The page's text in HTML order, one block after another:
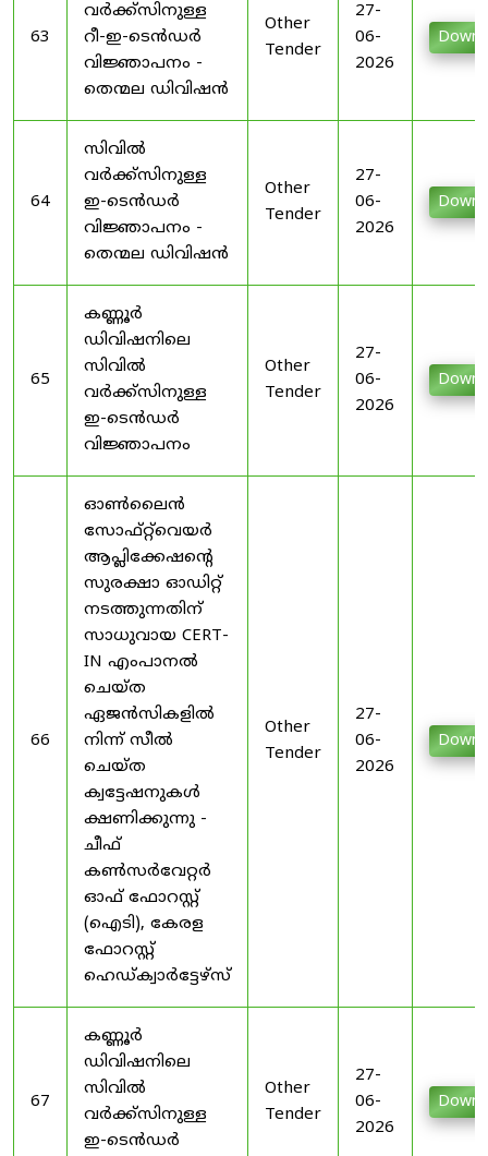
63
വർക്ക്സിനുള്ള
റീ-ഇ-ടെൻഡർ
വിജ്ഞാപനം -
തെന്മല ഡിവിഷൻ
Other
Tender
27-
06-
2026
64
സിവിൽ
വർക്ക്സിനുള്ള
ഇ-ടെൻഡർ
വിജ്ഞാപനം -
തെന്മല ഡിവിഷൻ
Other
Tender
27-
06-
2026
65
കണ്ണൂർ
ഡിവിഷനിലെ
സിവിൽ
വർക്ക്സിനുള്ള
ഇ-ടെൻഡർ
വിജ്ഞാപനം
Other
Tender
27-
06-
2026
66
ഓൺലൈൻ
സോഫ്റ്റ്‌വെയർ
ആപ്ലിക്കേഷന്റെ
സുരക്ഷാ ഓഡിറ്റ്
നടത്തുന്നതിന്
സാധുവായ CERT-
IN എംപാനൽ
ചെയ്ത
ഏജൻസികളിൽ
നിന്ന് സീൽ
ചെയ്ത
ക്വട്ടേഷനുകൾ
ക്ഷണിക്കുന്നു -
ചീഫ്
കൺസർവേറ്റർ
ഓഫ് ഫോറസ്റ്റ്
(ഐടി), കേരള
ഫോറസ്റ്റ്
ഹെഡ്ക്വാർട്ടേഴ്സ്
Other
Tender
27-
06-
2026
67
കണ്ണൂർ
ഡിവിഷനിലെ
സിവിൽ
വർക്ക്സിനുള്ള
ഇ-ടെൻഡർ
Other
Tender
27-
06-
2026